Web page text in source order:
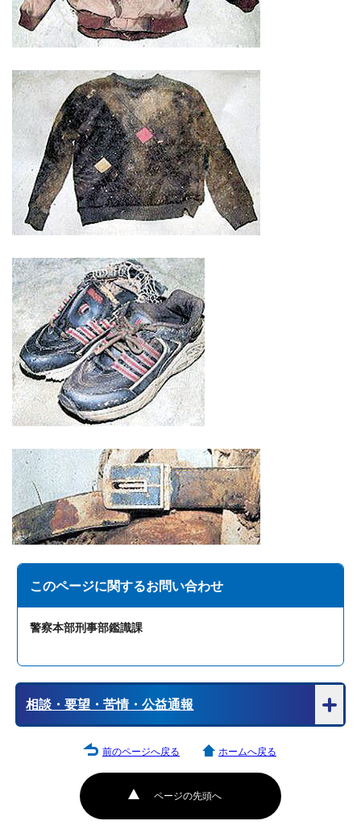
このページに関するお問い合わせ
警察本部刑事部鑑識課
相談・要望・苦情・公益通報
ページの先頭へ
前のページへ戻る ホームへ戻る